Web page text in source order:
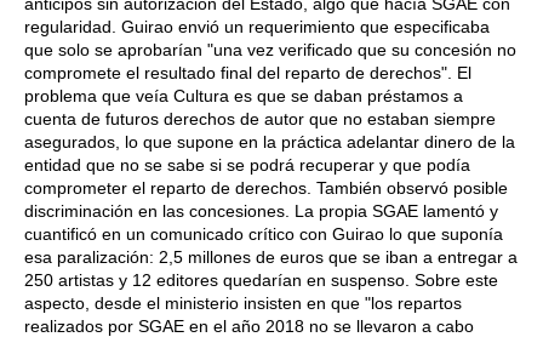
regularidad. Guirao envió un requerimiento que especificaba
que solo se aprobarían "una vez verificado que su concesión no
compromete el resultado final del reparto de derechos". El
problema que veía Cultura es que se daban préstamos a
cuenta de futuros derechos de autor que no estaban siempre
asegurados, lo que supone en la práctica adelantar dinero de la
entidad que no se sabe si se podrá recuperar y que podía
comprometer el reparto de derechos. También observó posible
discriminación en las concesiones. La propia SGAE lamentó y
cuantificó en un comunicado crítico con Guirao lo que suponía
esa paralización: 2,5 millones de euros que se iban a entregar a
250 artistas y 12 editores quedarían en suspenso. Sobre este
aspecto, desde el ministerio insisten en que "los repartos
realizados por SGAE en el año 2018 no se llevaron a cabo